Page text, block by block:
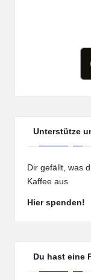
Unterstütze
Dir gefällt, was
Kaffee aus
Hier spenden!
Du hast eine